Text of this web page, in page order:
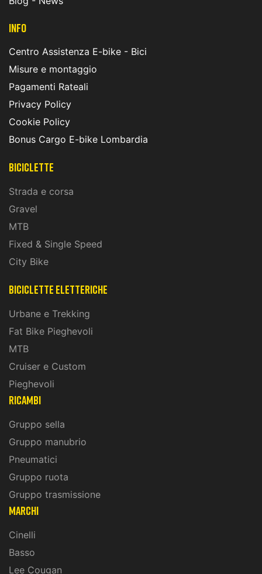
INFO
Centro Assistenza E-bike - Bici
Misure e montaggio
Pagamenti Rateali
Privacy Policy
Cookie Policy
Bonus Cargo E-bike Lombardia
Biciclette
Strada e corsa
Gravel
MTB
Fixed & Single Speed
City Bike
biciclette eletteriche
Urbane e Trekking
Fat Bike Pieghevoli
MTB
Cruiser e Custom
Pieghevoli
ricambi
Gruppo sella
Gruppo manubrio
Pneumatici
Gruppo ruota
Gruppo trasmissione
marchi
Cinelli
Basso
Lee Cougan